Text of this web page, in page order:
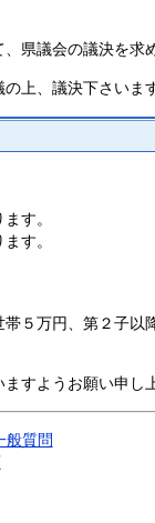
県議会の議決を求
上、議決下さいま
す。
す。
５万円、第２子
すようお願い申し
般質問